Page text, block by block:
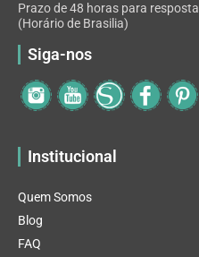
Prazo de 48 horas para resposta
(Horário de Brasilia)
Siga-nos
Institucional
Quem Somos
Blog
FAQ